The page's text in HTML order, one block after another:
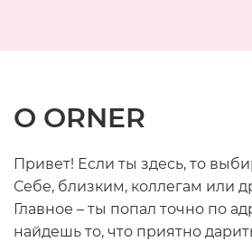
О ORNER
Привет! Если ты здесь, то
Себе, близким, коллегам или
Главное – ты попал точно по
найдешь то, что приятно